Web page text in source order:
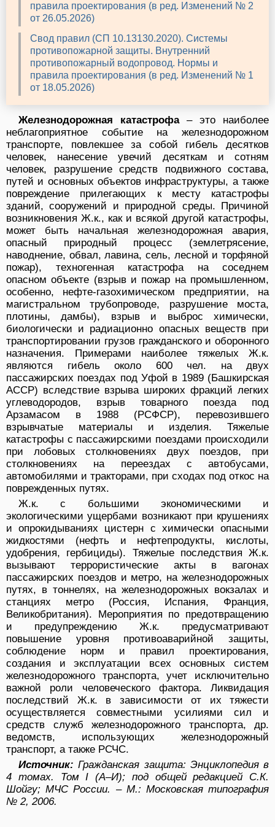
правила проектирования (в ред. Изменений № 2
от 26.05.2026)
Свод правил (СП 10.13130.2020). Системы
противопожарной защиты. Внутренний
противопожарный водопровод. Нормы и
правила проектирования (в ред. Изменений № 1
от 18.05.2026)
Железнодорожная катастрофа– это наиболее
неблагоприятное событие на железнодорожном
транспорте, повлекшее за собой гибель десятков
человек, нанесение увечий десяткам и сотням
человек, разрушение средств подвижного состава,
путей и основных объектов инфраструктуры, а также
повреждение прилегающих к месту катастрофы
зданий, сооружений и природной среды. Причиной
возникновения Ж.к., как и всякой другой катастрофы,
может быть начальная железнодорожная авария,
опасный природный процесс (землетрясение,
наводнение, обвал, лавина, сель, лесной и торфяной
пожар), техногенная катастрофа на соседнем
опасном объекте (взрыв и пожар на промышленном,
особенно, нефте-газохимическом предприятии, на
магистральном трубопроводе, разрушение моста,
плотины, дамбы), взрыв и выброс химически,
биологически и радиационно опасных веществ при
транспортировании грузов гражданского и оборонного
назначения. Примерами наиболее тяжелых Ж.к.
являются гибель около 600 чел. на двух
пассажирских поездах под Уфой в 1989 (Башкирская
АССР) вследствие взрыва широких фракций легких
углеводородов, взрыв товарного поезда под
Арзамасом в 1988 (РСФСР), перевозившего
взрывчатые материалы и изделия. Тяжелые
катастрофы с пассажирскими поездами происходили
при лобовых столкновениях двух поездов, при
столкновениях на переездах с автобусами,
автомобилями и тракторами, при сходах под откос на
поврежденных путях.
Ж.к. с большими экономическими и
экологическими ущербами возникают при крушениях
и опрокидываниях цистерн с химически опасными
жидкостями (нефть и нефтепродукты, кислоты,
удобрения, гербициды). Тяжелые последствия Ж.к.
вызывают террористические акты в вагонах
пассажирских поездов и метро, на железнодорожных
путях, в тоннелях, на железнодорожных вокзалах и
станциях метро (Россия, Испания, Франция,
Великобритания). Мероприятия по предотвращению
и предупреждению Ж.к. предусматривают
повышение уровня противоаварийной защиты,
соблюдение норм и правил проектирования,
создания и эксплуатации всех основных систем
железнодорожного транспорта, учет исключительно
важной роли человеческого фактора. Ликвидация
последствий Ж.к. в зависимости от их тяжести
осуществляется совместными усилиями сил и
средств служб железнодорожного транспорта, др.
ведомств, использующих железнодорожный
транспорт, а также РСЧС.
Источник: Гражданская защита: Энциклопедия в
4 томах. Том I (А–И); под общей редакцией С.К.
Шойгу; МЧС России. – М.: Московская типография
№ 2, 2006.